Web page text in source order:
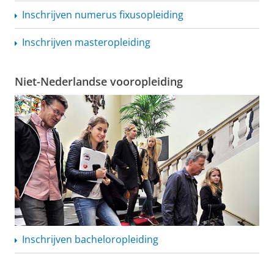
Inschrijven numerus fixusopleiding
Inschrijven masteropleiding
Niet-Nederlandse vooropleiding
Inschrijven bacheloropleiding